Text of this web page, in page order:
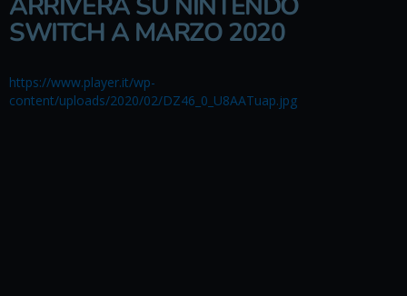
SWITCH A MARZO 2020
https://www.player.it/wp-
content/uploads/2020/02/DZ46_0_U8AATuap.jpg